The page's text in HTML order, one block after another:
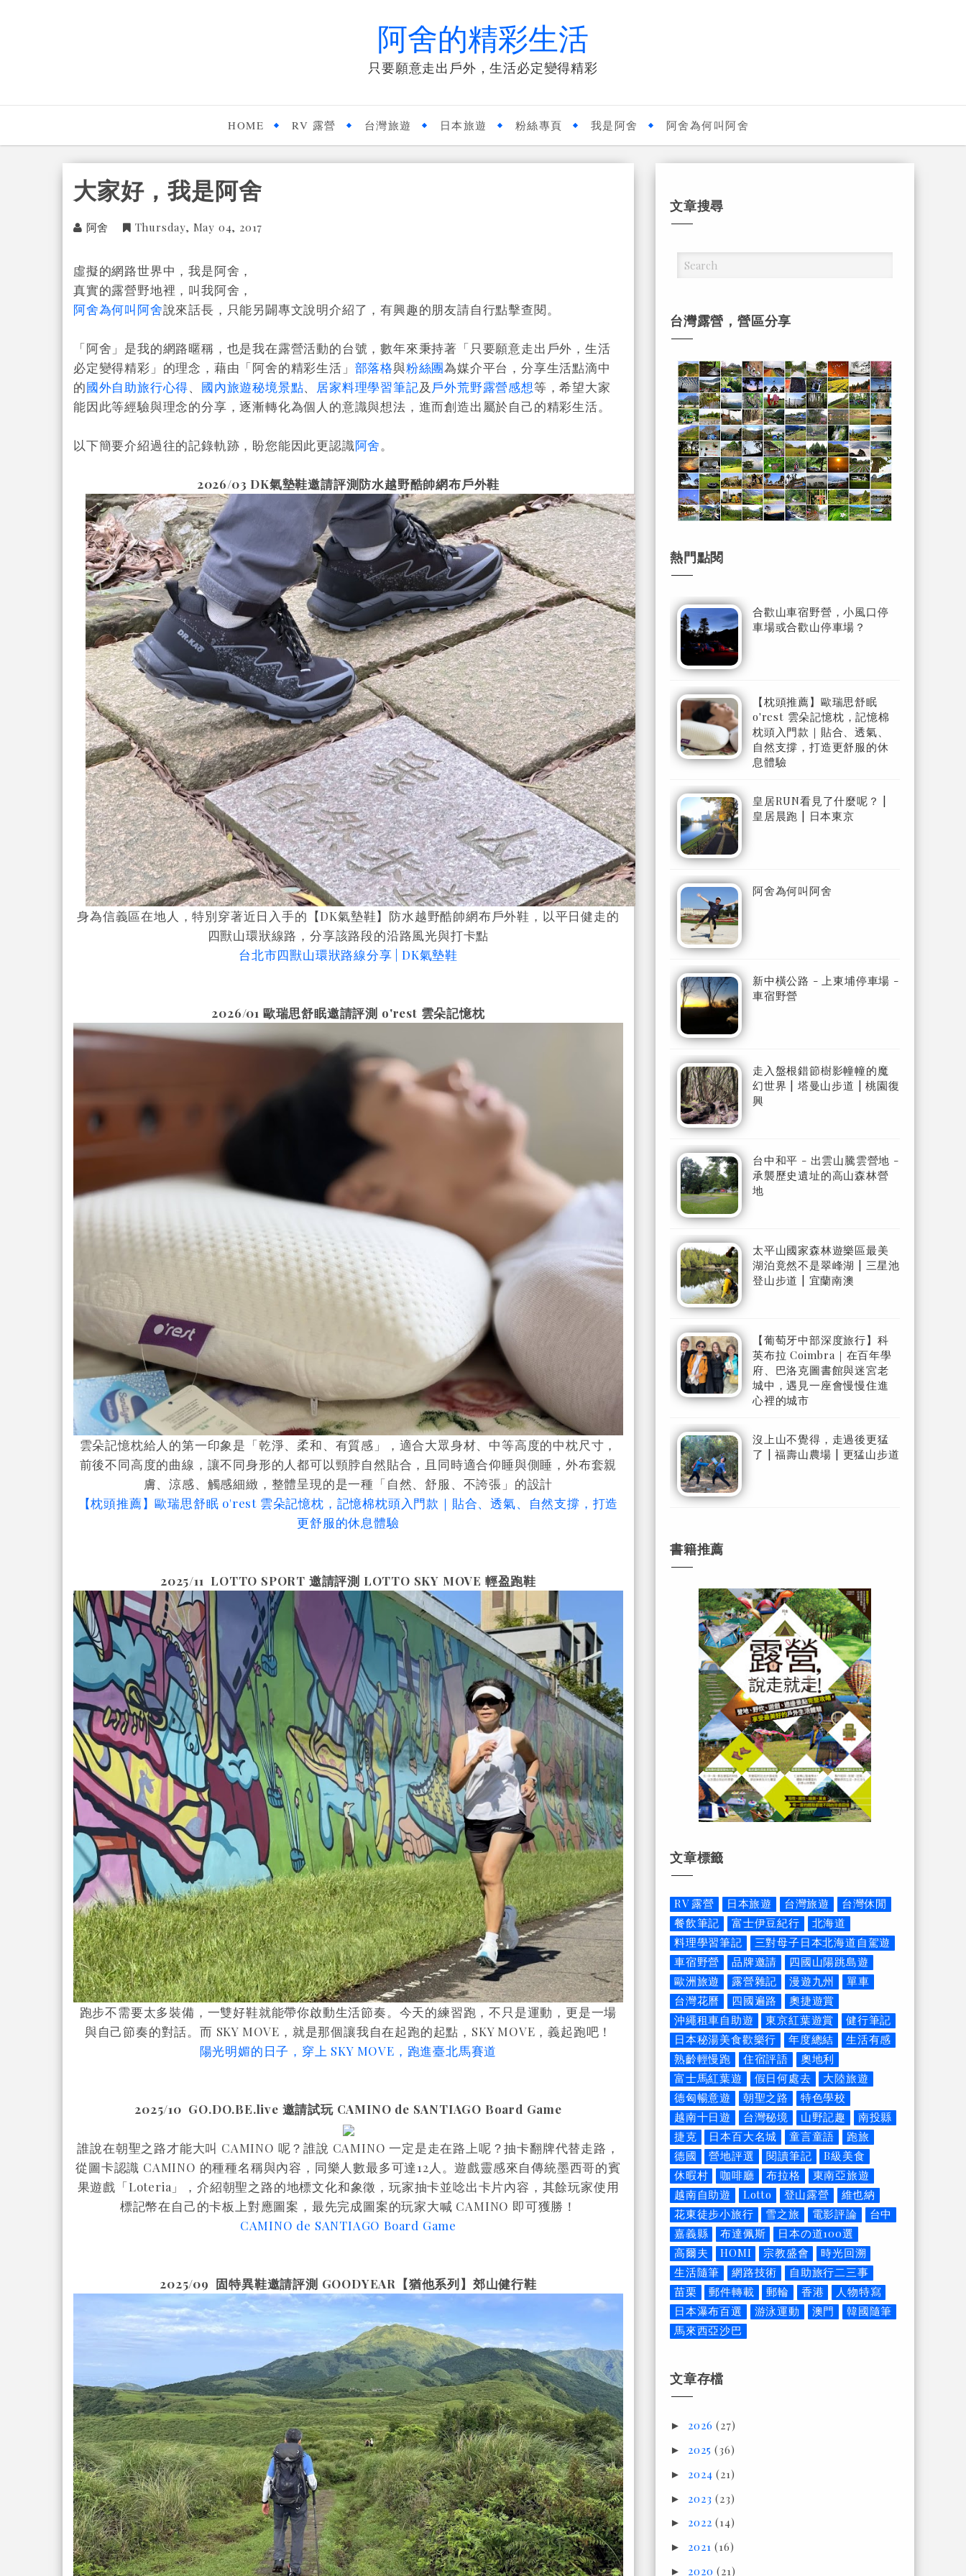
阿舍的精彩生活
只要願意走出戶外，生活必定變得精彩
HOME RV 露營 台灣旅遊 日本旅遊 粉絲專頁 我是阿舍 阿舍為何叫阿舍
大家好，我是阿舍
阿舍 Thursday, May 04, 2017
虛擬的網路世界中，我是阿舍，
真實的露營野地裡，叫我阿舍，
阿舍為何叫阿舍說來話長，只能另闢專文說明介紹了，有興趣的朋友請自行點擊查閱。
「阿舍」是我的網路暱稱，也是我在露營活動的台號，數年來秉持著「只要願意走出戶外，生活
必定變得精彩」的理念，藉由「阿舍的精彩生活」 部落格與粉絲團為媒介平台，分享生活點滴中
的國外自助旅行心得、 國內旅遊秘境景點、 居家料理學習筆記及 戶外荒野露營感想等，希望大家
能因此等經驗與理念的分享，逐漸轉化為個人的意識與想法，進而創造出屬於自己的精彩生活。
以下簡要介紹過往的記錄軌跡，盼您能因此更認識阿舍。
2026/03 DK氣墊鞋邀請評測防水越野酷帥網布戶外鞋
身為信義區在地人，特別穿著近日入手的【DK氣墊鞋】防水越野酷帥網布戶外鞋，以平日健走的
四獸山環狀線路，分享該路段的沿路風光與打卡點
台北市四獸山環狀路線分享 | DK氣墊鞋
2026/01 歐瑞思舒眠邀請評測 o'rest 雲朵記憶枕
雲朵記憶枕給人的第一印象是「乾淨、柔和、有質感」，適合大眾身材、中等高度的中枕尺寸，
前後不同高度的曲線，讓不同身形的人都可以頸脖自然貼合，且同時適合仰睡與側睡，外布套親
膚、涼感、觸感細緻，整體呈現的是一種「自然、舒服、不誇張」的設計
【枕頭推薦】歐瑞思舒眠 o'rest 雲朵記憶枕，記憶棉枕頭入門款｜貼合、透氣、自然支撐，打造
更舒服的休息體驗
2025/11 LOTTO SPORT 邀請評測 LOTTO SKY MOVE 輕盈跑鞋
跑步不需要太多裝備，一雙好鞋就能帶你啟動生活節奏。今天的練習跑，不只是運動，更是一場
與自己節奏的對話。而 SKY MOVE，就是那個讓我自在起跑的起點，SKY MOVE，義起跑吧！
陽光明媚的日子，穿上 SKY MOVE，跑進臺北馬賽道
2025/10 GO.DO.BE.live 邀請試玩 CAMINO de SANTIAGO Board Game
誰說在朝聖之路才能大叫 CAMINO 呢？誰說 CAMINO 一定是走在路上呢？抽卡翻牌代替走路，
從圖卡認識 CAMINO 的種種名稱與內容，同樂人數最多可達12人。遊戲靈感來自傳統墨西哥的賓
果遊戲「Loteria」，介紹朝聖之路的地標文化和象徵，玩家抽卡並唸出卡片內容，其餘玩家使用
標記幣在自己的卡板上對應圖案，最先完成圖案的玩家大喊 CAMINO 即可獲勝！
CAMINO de SANTIAGO Board Game
2025/09 固特異鞋邀請評測 GOODYEAR【猶他系列】郊山健行鞋
文章搜尋
台灣露營，營區分享
熱門點閱
合歡山車宿野營，小風口停
車場或合歡山停車場？
【枕頭推薦】歐瑞思舒眠
o'rest 雲朵記憶枕，記憶棉
枕頭入門款｜貼合、透氣、
自然支撐，打造更舒服的休
息體驗
皇居RUN看見了什麼呢？ |
皇居晨跑 | 日本東京
阿舍為何叫阿舍
新中橫公路 - 上東埔停車場 -
車宿野營
走入盤根錯節樹影幢幢的魔
幻世界 | 塔曼山步道 | 桃園復
興
台中和平 - 出雲山騰雲營地 -
承襲歷史遺址的高山森林營
地
太平山國家森林遊樂區最美
湖泊竟然不是翠峰湖 | 三星池
登山步道 | 宜蘭南澳
【葡萄牙中部深度旅行】科
英布拉 Coimbra｜在百年學
府、巴洛克圖書館與迷宮老
城中，遇見一座會慢慢住進
心裡的城市
沒上山不覺得，走過後更猛
了 | 福壽山農場 | 更猛山步道
書籍推薦
文章標籤
RV 露營 日本旅遊 台灣旅遊
台灣休閒
餐飲筆記
富士伊豆紀行
北海道
料理學習筆記
三對母子日本北海道自駕遊
車宿野營
品牌邀請
四國山陽跳島遊
歐洲旅遊
露營雜記 漫遊九州
單車
台灣花曆
四國遍路
奧捷遊賞
沖繩租車自助遊
東京紅葉遊賞
健行筆記
日本秘湯美食歡樂行
年度總結
生活有感
熟齡輕慢跑
住宿評語
奧地利
富士馬紅葉遊
假日何處去
大陸旅遊
德匈暢意遊
朝聖之路
特色學校
越南十日遊
台灣秘境 山野記趣
南投縣
捷克
日本百大名城 童言童語
跑旅
德國
營地評選 閱讀筆記
B級美食
休暇村
咖啡廳 布拉格
東南亞旅遊
越南自助遊
Lotto 登山露營
維也納
花東徒步小旅行
雪之旅 電影評論
台中
嘉義縣
布達佩斯
日本の道100選
高爾夫
HOMI 宗教盛會
時光回溯
生活隨筆
網路技術
自助旅行二三事
苗栗
郵件轉載 郵輪 香港
人物特寫
日本瀑布百選
游泳運動 澳門
韓國隨筆
馬來西亞沙巴
文章存檔
► 2026(27)
► 2025(36)
► 2024(21)
► 2023(23)
► 2022(14)
► 2021(16)
► 2020(21)